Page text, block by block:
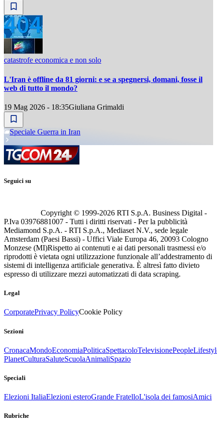
catastrofe economica e non solo
L'Iran è offline da 81 giorni: e se a spegnersi, domani, fosse il
web di tutto il mondo?
19 Mag 2026 - 18:35Giuliana Grimaldi
Speciale Guerra in Iran
Seguici su
Copyright © 1999-2026 RTI S.p.A. Business Digital -
P.Iva 03976881007 - Tutti i diritti riservati - Per la pubblicità
Mediamond S.p.A. - RTI S.p.A., Mediaset N.V., sede legale
Amsterdam (Paesi Bassi) - Uffici Viale Europa 46, 20093 Cologno
Monzese (MI)Rispetto ai contenuti e ai dati personali trasmessi e/o
riprodotti è vietata ogni utilizzazione funzionale all’addestramento di
sistemi di intelligenza artificiale generativa. È altresì fatto divieto
espresso di utilizzare mezzi automatizzati di data scraping.
Legal
CorporatePrivacy PolicyCookie Policy
Sezioni
CronacaMondoEconomiaPoliticaSpettacoloTelevisionePeople
PlanetCulturaSaluteScuolaAnimaliSpazio
Speciali
Elezioni ItaliaElezioni esteroGrande FratelloL'isola dei famosiAmici
Rubriche